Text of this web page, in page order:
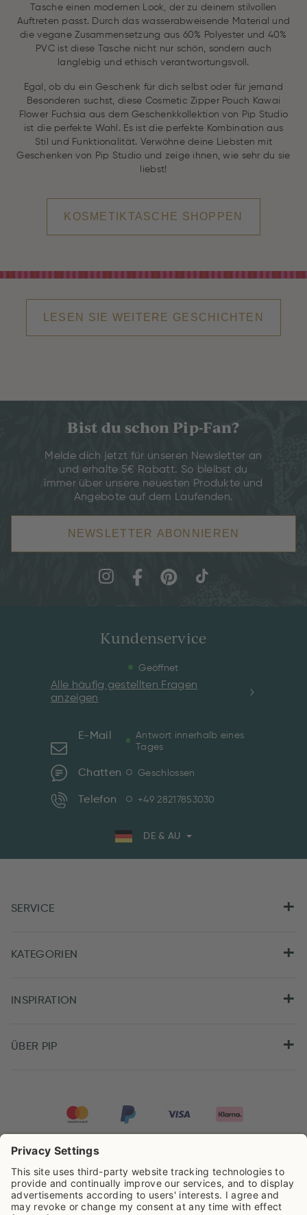
Tasche einen modernen Look, der zu deinem stilvollen
Auftreten passt. Durch das wasserabweisende Material und
die vegane Zusammensetzung aus 60% Polyester und 40%
PVC ist diese Tasche nicht nur schön, sondern auch
langlebig und ethisch verantwortungsvoll.
Egal, ob du ein Geschenk für dich selbst oder für jemand
Besonderen suchst, diese Cosmetic Zipper Pouch Kawai
Flower Fuchsia aus dem Geschenkkollektion von Pip Studio
ist die perfekte Wahl. Es ist die perfekte Kombination aus
Stil und Funktionalität. Verwöhne deine Liebsten mit
Geschenken von Pip Studio und zeige ihnen, wie sehr du sie
liebst!
KOSMETIKTASCHE SHOPPEN
LESEN SIE WEITERE GESCHICHTEN
Bist du schon Pip-Fan?
Melde dich jetzt für unseren Newsletter an
und erhalte 5€ Rabatt. So bleibst du
immer über unsere neuesten Produkte und
Angebote auf dem Laufenden.
NEWSLETTER ABONNIEREN
Kundenservice
Geöffnet
Alle häufig gestellten Fragen
anzeigen
E-Mail
Antwort innerhalb eines
Tages
Chatten Geschlossen
Telefon +49 28217853030
DE & AU
SERVICE
KATEGORIEN
INSPIRATION
ÜBER PIP